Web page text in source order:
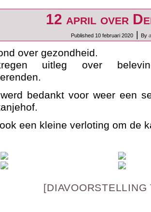
12 april over
Published 10 februari 2020 By
over gezondheid.
uitleg over
bedankt voor weer een
een kleine verloting om de
[DIAVOORSTELLING